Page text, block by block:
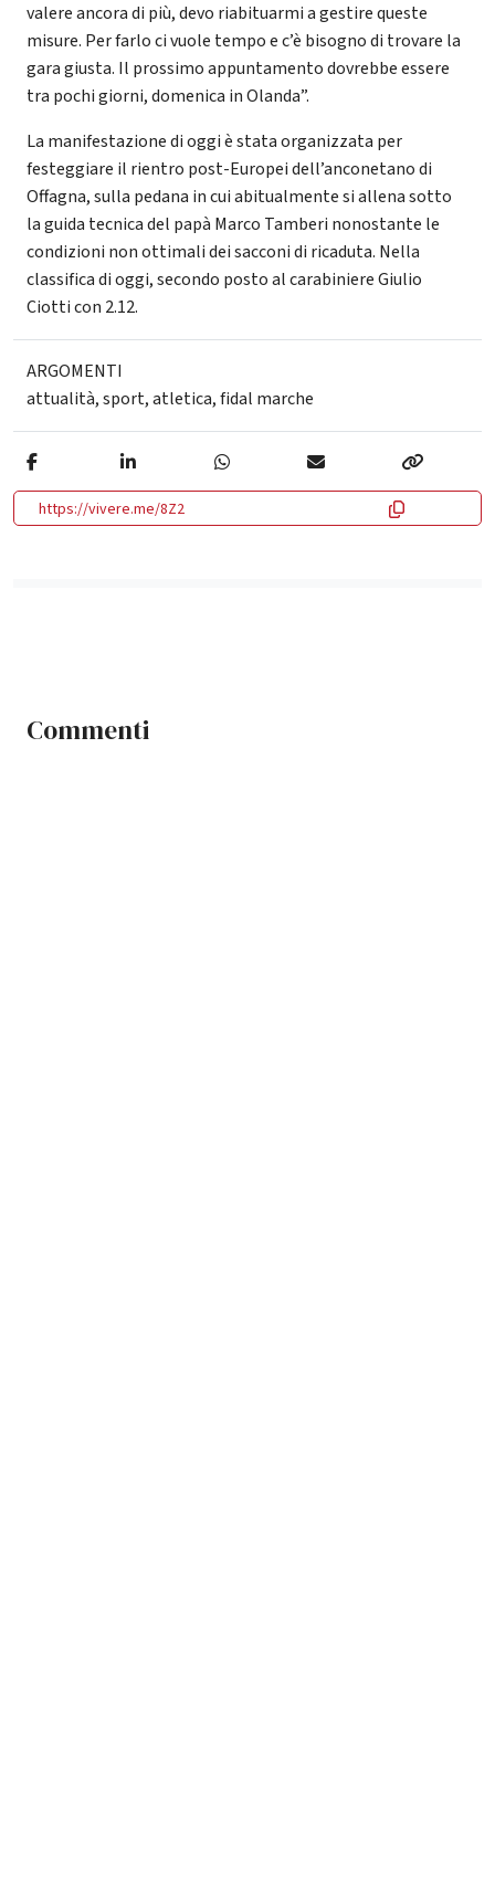
valere ancora di più, devo riabituarmi a gestire queste
misure. Per farlo ci vuole tempo e c’è bisogno di trovare la
gara giusta. Il prossimo appuntamento dovrebbe essere
tra pochi giorni, domenica in Olanda”.
La manifestazione di oggi è stata organizzata per
festeggiare il rientro post-Europei dell’anconetano di
Offagna, sulla pedana in cui abitualmente si allena sotto
la guida tecnica del papà Marco Tamberi nonostante le
condizioni non ottimali dei sacconi di ricaduta. Nella
classifica di oggi, secondo posto al carabiniere Giulio
Ciotti con 2.12.
ARGOMENTI
attualità,sport,atletica,fidal marche
https://vivere.me/8Z2
Commenti